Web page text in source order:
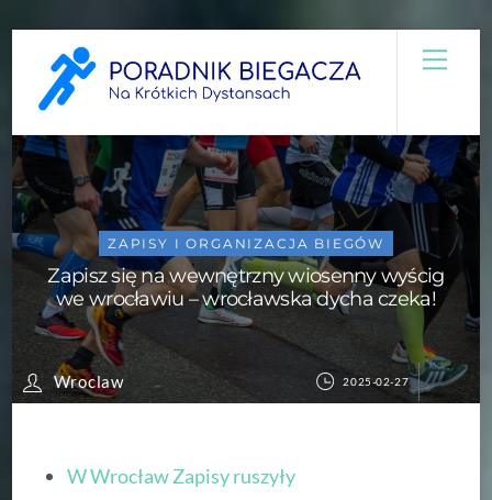
content
2025-02-27
Zapisz się na wewnętrzny wiosenny wyścig
we wrocławiu – wrocławska dycha czeka!
Wroclaw
ZAPISY I ORGANIZACJA BIEGÓW
W Wrocław Zapisy ruszyły